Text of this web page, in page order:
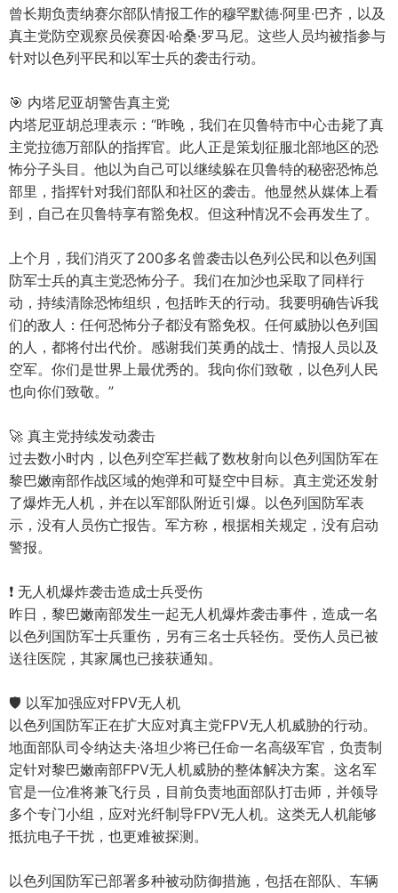
曾长期负责纳赛尔部队情报工作的穆罕默德·阿里·巴齐，以及
真主党防空观察员侯赛因·哈桑·罗马尼。这些人员均被指参与
针对以色列平民和以军士兵的袭击行动。
🎯 内塔尼亚胡警告真主党
内塔尼亚胡总理表示：“昨晚，我们在贝鲁特市中心击毙了真
主党拉德万部队的指挥官。此人正是策划征服北部地区的恐
怖分子头目。他以为自己可以继续躲在贝鲁特的秘密恐怖总
部里，指挥针对我们部队和社区的袭击。他显然从媒体上看
到，自己在贝鲁特享有豁免权。但这种情况不会再发生了。
上个月，我们消灭了200多名曾袭击以色列公民和以色列国
防军士兵的真主党恐怖分子。我们在加沙也采取了同样行
动，持续清除恐怖组织，包括昨天的行动。我要明确告诉我
们的敌人：任何恐怖分子都没有豁免权。任何威胁以色列国
的人，都将付出代价。感谢我们英勇的战士、情报人员以及
空军。你们是世界上最优秀的。我向你们致敬，以色列人民
也向你们致敬。”
🚀 真主党持续发动袭击
过去数小时内，以色列空军拦截了数枚射向以色列国防军在
黎巴嫩南部作战区域的炮弹和可疑空中目标。真主党还发射
了爆炸无人机，并在以军部队附近引爆。以色列国防军表
示，没有人员伤亡报告。军方称，根据相关规定，没有启动
警报。
❗️ 无人机爆炸袭击造成士兵受伤
昨日，黎巴嫩南部发生一起无人机爆炸袭击事件，造成一名
以色列国防军士兵重伤，另有三名士兵轻伤。受伤人员已被
送往医院，其家属也已接获通知。
🛡️ 以军加强应对FPV无人机
以色列国防军正在扩大应对真主党FPV无人机威胁的行动。
地面部队司令纳达夫·洛坦少将已任命一名高级军官，负责制
定针对黎巴嫩南部FPV无人机威胁的整体解决方案。这名军
官是一位准将兼飞行员，目前负责地面部队打击师，并领导
多个专门小组，应对光纤制导FPV无人机。这类无人机能够
抵抗电子干扰，也更难被探测。
以色列国防军已部署多种被动防御措施，包括在部队、车辆